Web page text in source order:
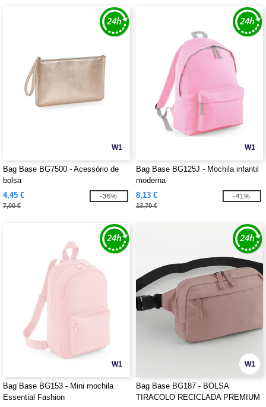
W1
Bag Base BG7500 - Acessório de
bolsa
4,45 €
7,00 €
-36%
W1
Bag Base BG125J - Mochila infantil
moderna
8,13 €
13,70 €
-41%
W1
Bag Base BG153 - Mini mochila
Essential Fashion
W1
Bag Base BG187 - BOLSA
TIRACOLO RECICLADA PREMIUM